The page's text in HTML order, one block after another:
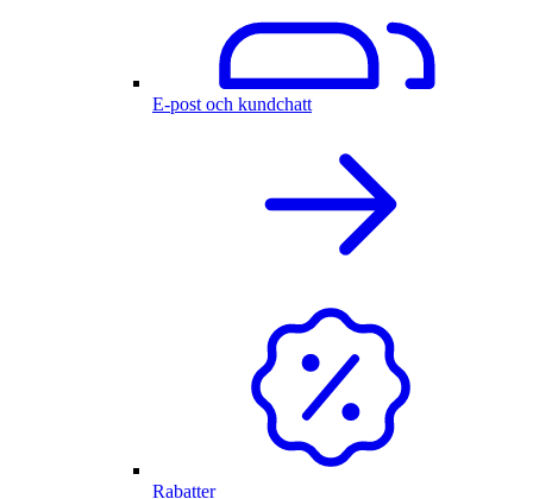
E-post och kundchatt
Rabatter